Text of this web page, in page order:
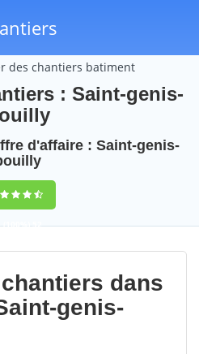
des chantiers batiment
: Saint-genis-
d'affaire : Saint-genis-
(100%)52
votes
dans
genis-